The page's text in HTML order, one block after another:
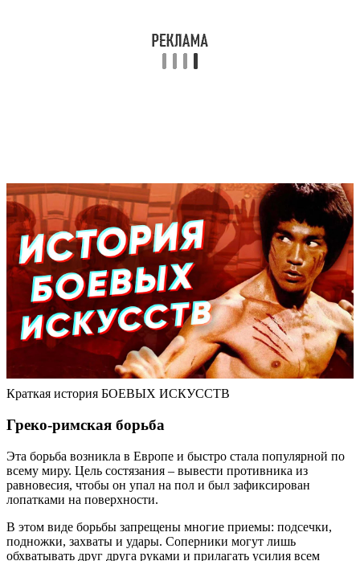
Краткая история БОЕВЫХ ИСКУССТВ
Греко-римская борьба
Эта борьба возникла в Европе и быстро стала популярной по
всему миру. Цель состязания – вывести противника из
равновесия, чтобы он упал на пол и был зафиксирован
лопатками на поверхности.
В этом виде борьбы запрещены многие приемы: подсечки,
подножки, захваты и удары. Соперники могут лишь
обхватывать друг друга руками и прилагать усилия всем